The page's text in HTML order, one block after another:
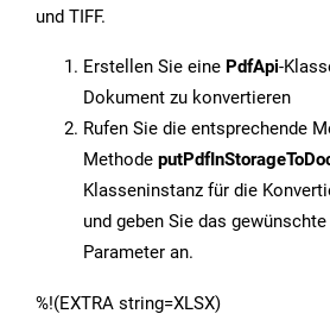
und TIFF.
Erstellen Sie eine PdfApi-
Dokument zu konvertieren
Rufen Sie die entsprechende
Methode
Klasseninstanz für die
und geben Sie das
Parameter an.
%!(EXTRA string=XLSX)